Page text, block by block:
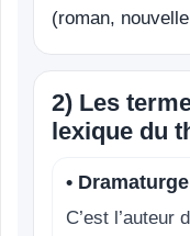
(roman,
2) Les
lexique du
• Dramaturge
C’est l’auteur